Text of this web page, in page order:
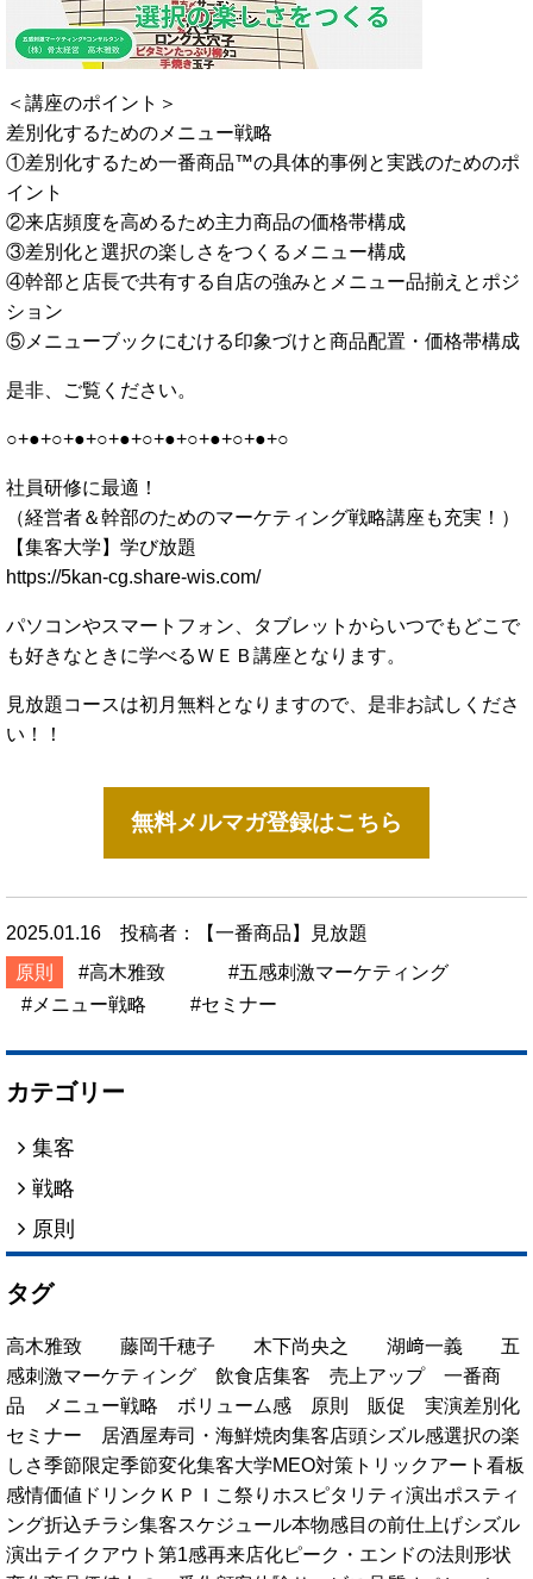
カテゴリー
集客
戦略
原則
タグ
高木雅致 藤岡千穂子 木下尚央之 湖﨑一義 五
感刺激マーケティング 飲食店集客 売上アップ 一番商
品
メニュー戦略 ボリューム感 原則 販促 実演差別化
セミナー
居酒屋寿司・海鮮焼肉集客店頭シズル感選択の楽
しさ季節限定季節変化集客大学MEO対策 トリックアート看板
感情価値 ドリンク ＫＰＩ こ祭り ホスピタリティ演出ポスティ
ング折込チラシ集客スケジュール本物感目の前仕上げシズル
演出テイクアウト 第1感再来店化ピーク・エンドの法則 形状
＜講座のポイント＞
差別化するためのメニュー戦略
①差別化するため一番商品™の具体的事例と実践のためのポ
イント
②来店頻度を高めるため主力商品の価格帯構成
③差別化と選択の楽しさをつくるメニュー構成
④幹部と店長で共有する自店の強みとメニュー品揃えとポジ
ション
⑤メニューブックにむける印象づけと商品配置・価格帯構成
是非、ご覧ください。
○+●+○+●+○+●+○+●+○+●+○+●+○
社員研修に最適！
（経営者＆幹部のためのマーケティング戦略講座も充実！）
【集客大学】学び放題
https://5kan-cg.share-wis.com/
パソコンやスマートフォン、タブレットからいつでもどこで
も好きなときに学べるＷＥＢ講座となります。
見放題コースは初月無料となりますので、是非お試しくださ
い！！
無料メルマガ登録はこちら
2025.01.16
投稿者：【一番商品】見放題
原則
高木雅致
五感刺激マーケティング
メニュー戦略
セミナー